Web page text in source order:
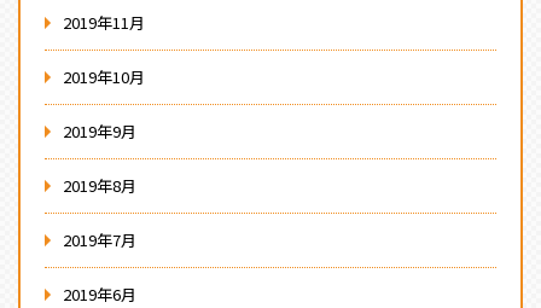
2019年11月
2019年10月
2019年9月
2019年8月
2019年7月
2019年6月